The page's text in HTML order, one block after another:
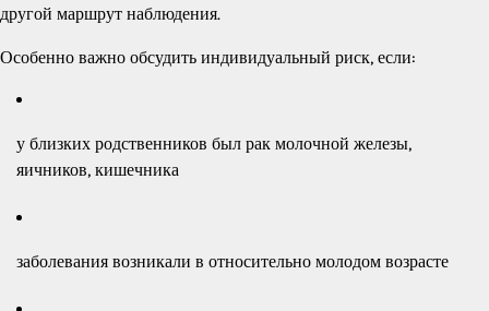
другой маршрут наблюдения.
Особенно важно обсудить индивидуальный риск, если:
у близких родственников был рак молочной железы,
яичников, кишечника
заболевания возникали в относительно молодом возрасте